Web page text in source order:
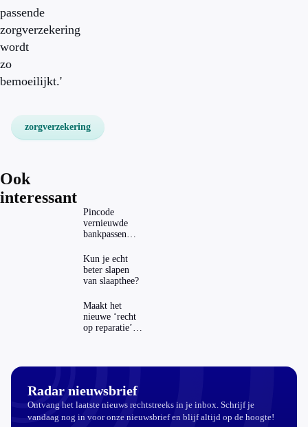
passende
zorgverzekering
wordt
zo
bemoeilijkt.'
zorgverzekering
Ook
interessant
Pincode
vernieuwde
bankpassen
ING-app: is dat
wel veilig?
Kun je echt
beter slapen
van slaapthee?
Maakt het
nieuwe ‘recht
op reparatie’
Radar nieuwsbrief
Ontvang het laatste nieuws rechtstreeks in je inbox. Schrijf je
vandaag nog in voor onze nieuwsbrief en blijf altijd op de hoogte!